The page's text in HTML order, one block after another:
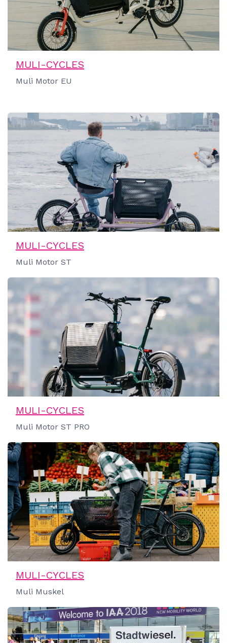
MULI-CYCLES
Muli Motor EU
MULI-CYCLES
Muli Motor ST
MULI-CYCLES
Muli Motor ST PRO
MULI-CYCLES
Muli Muskel